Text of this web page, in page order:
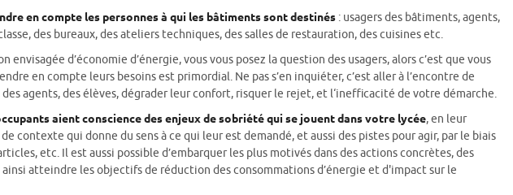
en compte les personnes à qui les bâtiments sont destinés : usagers des bâtiments, agents,
des bureaux, des ateliers techniques, des salles de restauration, des cuisines etc.
envisagée d’économie d’énergie, vous vous posez la question des usagers, alors c’est que vous
en compte leurs besoins est primordial. Ne pas s’en inquiéter, c’est aller à l’encontre de
des agents, des élèves, dégrader leur confort, risquer le rejet, et l‘inefficacité de votre démarche.
aient conscience des enjeux de sobriété qui se jouent dans votre lycée, en leur
contexte qui donne du sens à ce qui leur est demandé, et aussi des pistes pour agir, par le biais
etc. Il est aussi possible d’embarquer les plus motivés dans des actions concrètes, des
atteindre les objectifs de réduction des consommations d’énergie et d'impact sur le